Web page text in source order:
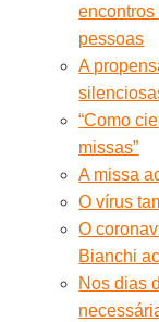
pessoas
A
“Como
missas”
A missa
O vírus
O
Bianchi
Nos dias